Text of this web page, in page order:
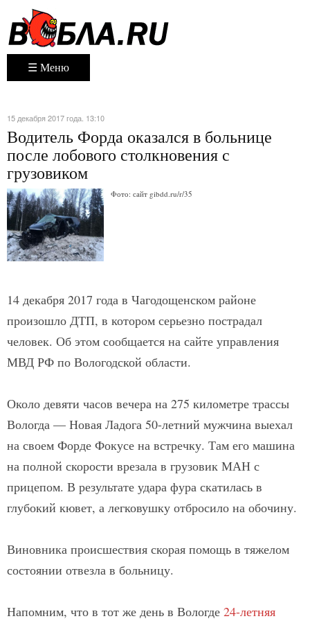
☰ Меню
15 декабря 2017 года. 13:10
Водитель Форда оказался в больнице
после лобового столкновения с
грузовиком
Фото: сайт gibdd.ru/r/35
14 декабря 2017 года в Чагодощенском районе
произошло ДТП, в котором серьезно пострадал
человек. Об этом сообщается на сайте управления
МВД РФ по Вологодской области.
Около девяти часов вечера на 275 километре трассы
Вологда — Новая Ладога 50-летний мужчина выехал
на своем Форде Фокусе на встречку. Там его машина
на полной скорости врезала в грузовик МАН с
прицепом. В результате удара фура скатилась в
глубокий кювет, а легковушку отбросило на обочину.
Виновника происшествия скорая помощь в тяжелом
состоянии отвезла в больницу.
Напомним, что в тот же день в Вологде 24-летняя